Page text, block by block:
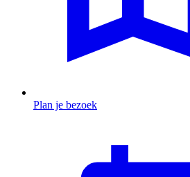
Plan je bezoek